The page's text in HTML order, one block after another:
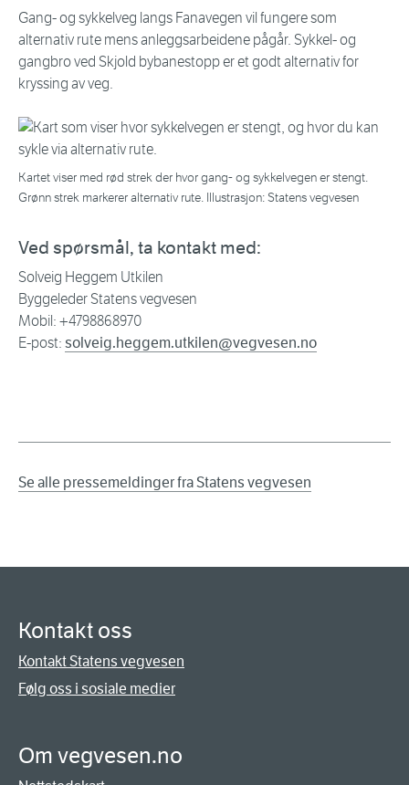
Gang- og sykkelveg langs Fanavegen vil fungere som
alternativ rute mens anleggsarbeidene pågår. Sykkel- og
gangbro ved Skjold bybanestopp er et godt alternativ for
kryssing av veg.
Kartet viser med rød strek der hvor gang- og sykkelvegen er stengt.
Grønn strek markerer alternativ rute. Illustrasjon: Statens vegvesen
Ved spørsmål, ta kontakt med:
Solveig Heggem Utkilen
Byggeleder Statens vegvesen
Mobil: +4798868970
E-post: solveig.heggem.utkilen@vegvesen.no
Se alle pressemeldinger fra Statens vegvesen
Kontakt oss
Kontakt Statens vegvesen
Følg oss i sosiale medier
Om vegvesen.no